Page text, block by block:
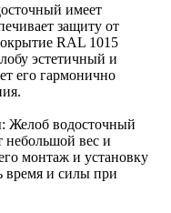
имеет
защиту от
RAL 1015
эстетичный и
его гармонично
Желоб водосточный
вес и
монтаж и установку
время и силы при